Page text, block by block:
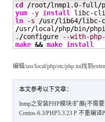
cd /root/lnmp1.0-full /
yum
-y install
ln
-s /usr/lib64/libc-
/usr/local /php/bin/
. /configure
--with-
make && make install
编辑/usr/local/php/etc/php.ini找到
本文参考以下文章：
lnmp之安装PHP模块/扩展(不需
Centos-6.3/PHP5.3.23 P 不重编